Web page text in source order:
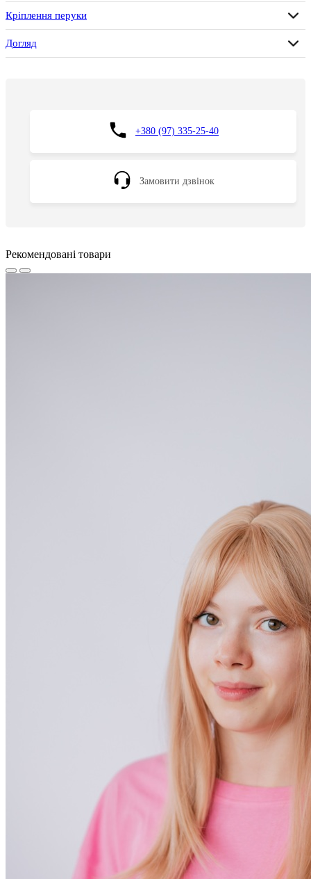
Кріплення перуки
Догляд
+380 (97) 335-25-40
Замовити дзвінок
Рекомендовані товари